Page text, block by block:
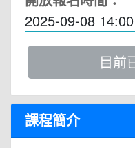
2025-09-08 14:00
目前
課程簡介